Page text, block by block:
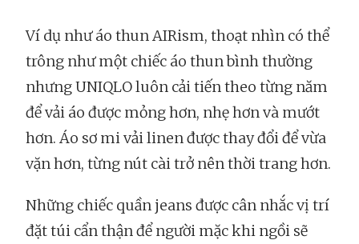
Ví dụ như áo thun AIRism, thoạt nhìn có thể
trông như một chiếc áo thun bình thường
nhưng UNIQLO luôn cải tiến theo từng năm
để vải áo được mỏng hơn, nhẹ hơn và mướt
hơn. Áo sơ mi vải linen được thay đổi để vừa
vặn hơn, từng nút cài trở nên thời trang hơn.
Những chiếc quần jeans được cân nhắc vị trí
đặt túi cẩn thận để người mặc khi ngồi sẽ